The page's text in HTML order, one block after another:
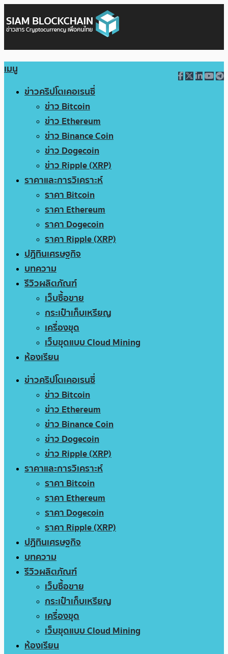
เมนู
ข่าวคริปโตเคอเรนซี่
ข่าว Bitcoin
ข่าว Ethereum
ข่าว Binance Coin
ข่าว Dogecoin
ข่าว Ripple (XRP)
ราคาและการวิเคราะห์
ราคา Bitcoin
ราคา Ethereum
ราคา Dogecoin
ราคา Ripple (XRP)
ปฏิทินเศรษฐกิจ
บทความ
รีวิวผลิตภัณฑ์
เว็บซื้อขาย
กระเป๋าเก็บเหรียญ
เครื่องขุด
เว็บขุดแบบ Cloud Mining
ห้องเรียน
ข่าวคริปโตเคอเรนซี่
ข่าว Bitcoin
ข่าว Ethereum
ข่าว Binance Coin
ข่าว Dogecoin
ข่าว Ripple (XRP)
ราคาและการวิเคราะห์
ราคา Bitcoin
ราคา Ethereum
ราคา Dogecoin
ราคา Ripple (XRP)
ปฏิทินเศรษฐกิจ
บทความ
รีวิวผลิตภัณฑ์
เว็บซื้อขาย
กระเป๋าเก็บเหรียญ
เครื่องขุด
เว็บขุดแบบ Cloud Mining
ห้องเรียน